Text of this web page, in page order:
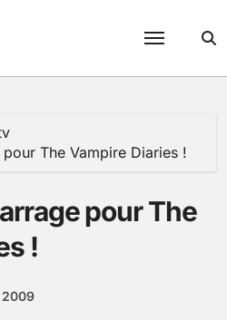
The Vampire Diaries !
pour The
!
2009